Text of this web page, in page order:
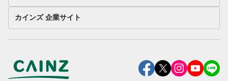
カインズ 企業サイト